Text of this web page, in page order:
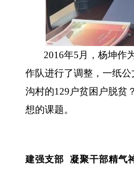
2016年5月，杨坤作
作队进行了调整，一纸
沟村的129户贫困户脱贫
想的课题。
建强支部 凝聚干部精气